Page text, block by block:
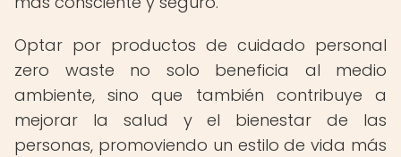
Optar por productos de cuidado personal
zero waste no solo beneficia al medio
ambiente, sino que también contribuye a
mejorar la salud y el bienestar de las
personas, promoviendo un estilo de vida más